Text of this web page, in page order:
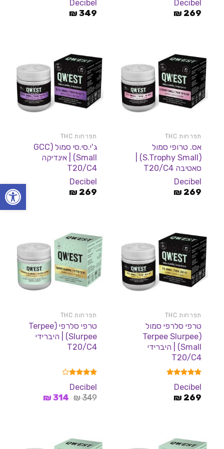
פתח
Decibel
269
₪
2.33
מתוך
Decibel
349
₪
תפרחות THC
אס. טרופי סמול
(S.Trophy Small) |
סאטיבה T20/C4
Decibel
269
₪
תפרחות THC
ג'י.סי.סי סמול (GCC
Small) | אינדיקה
T20/C4
Decibel
269
₪
תפרחות THC
טרפי סלרפי סמול
(Terpee Slurpee
Small) | היברידי
T20/C4
דורג
5.00
מתוך 5
Decibel
269
₪
תפרחות THC
טרפי סלרפי (Terpee
Slurpee) | היברידי
T20/C4
דורג
4.00
מתוך 5
Decibel
349
₪ המחיר
314
₪המחיר